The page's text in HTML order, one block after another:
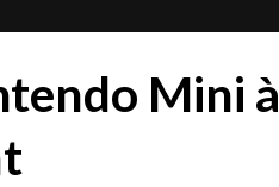
Mini à